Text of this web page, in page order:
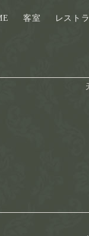
客室 レスト